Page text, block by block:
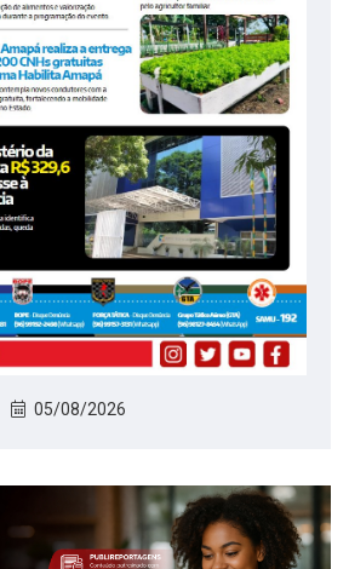
05/08/2026